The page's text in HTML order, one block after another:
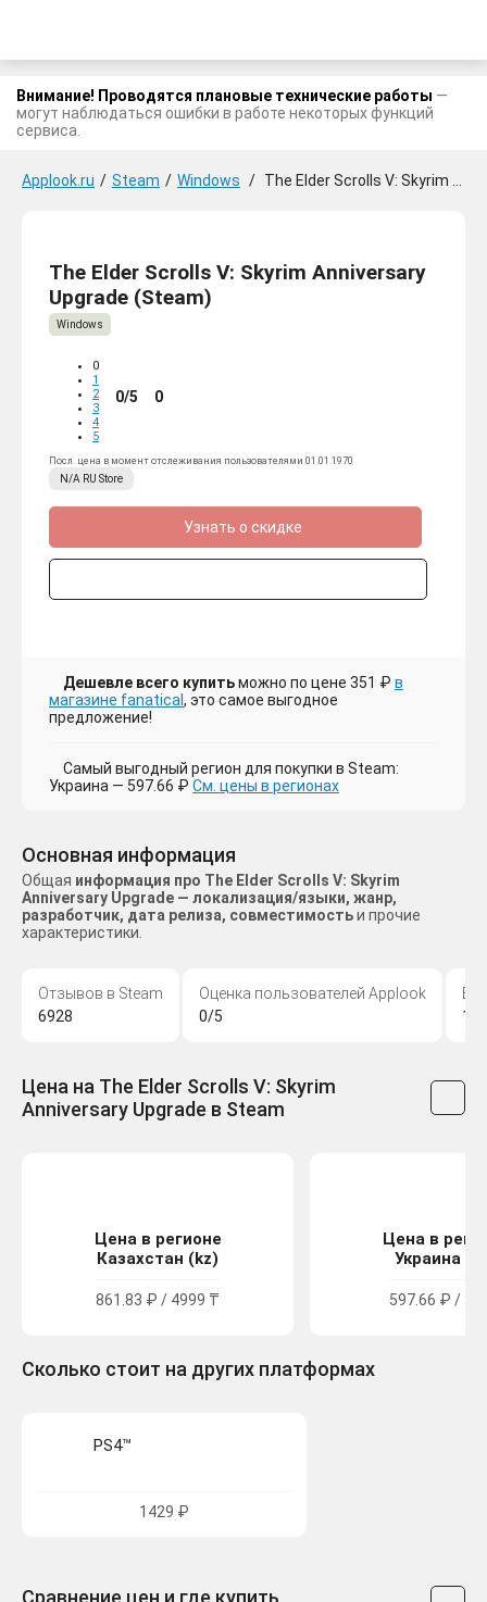
Внимание! Проводятся плановые технические работы —
могут наблюдаться ошибки в работе некоторых функций
сервиса.
Applook.ru / Steam / Windows / The Elder Scrolls V: Skyrim Anniversary Upgrade
The Elder Scrolls V: Skyrim Anniversary
Upgrade (Steam)
Windows
0
1
2
3
4
5
0/5 0
Посл. цена в момент отслеживания пользователями 01.01.1970
N/A RU Store
Узнать о скидке
Дешевле всего купитьможно по цене 351 ₽ в
магазине fanatical, это самое выгодное
предложение!
Самый выгодный регион для покупки в Steam:
Украина — 597.66 ₽ См. цены в регионах
Основная информация
Общая информация про The Elder Scrolls V: Skyrim
Anniversary Upgrade — локализация/языки, жанр,
разработчик, дата релиза, совместимостьи прочие
характеристики.
Отзывов в Steam
6928
Оценка пользователей Applook
0/5
Цена на The Elder Scrolls V: Skyrim
Anniversary Upgrade в Steam
Цена в регионе
Казахстан (kz)
861.83 ₽ / 4999 ₸
Цена в
Украина
597.66 ₽ /
Сколько стоит на других платформах
PS4™
1429 ₽
Сравнение цен и где купить